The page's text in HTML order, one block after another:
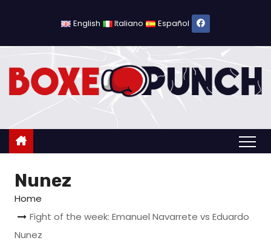
c
English Italiano Español
Nunez
Home
Fight of the week: Emanuel Navarrete vs Eduardo
Nunez